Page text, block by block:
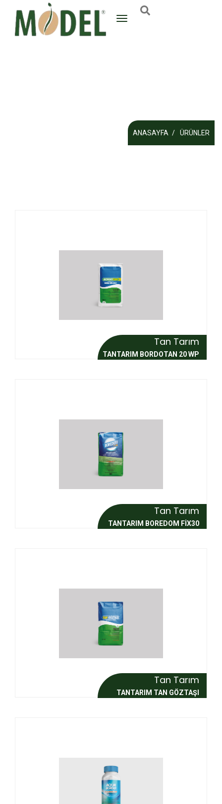
ANASAYFA ÜRÜNLER
Tan Tarım
TANTARIM BORDOTAN 20 WP
Tan Tarım
TANTARIM BOREDOM FIX30
Tan Tarım
TANTARIM TAN GÖZTAŞI